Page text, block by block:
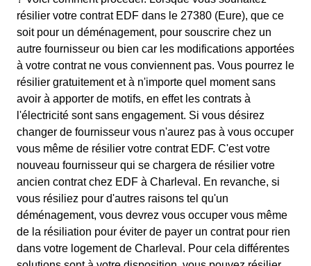
résilier votre contrat EDF dans le 27380 (Eure), que ce
soit pour un déménagement, pour souscrire chez un
autre fournisseur ou bien car les modifications apportées
à votre contrat ne vous conviennent pas. Vous pourrez le
résilier gratuitement et à n'importe quel moment sans
avoir à apporter de motifs, en effet les contrats à
l'électricité sont sans engagement. Si vous désirez
changer de fournisseur vous n'aurez pas à vous occuper
vous même de résilier votre contrat EDF. C'est votre
nouveau fournisseur qui se chargera de résilier votre
ancien contrat chez EDF à Charleval. En revanche, si
vous résiliez pour d'autres raisons tel qu'un
déménagement, vous devrez vous occuper vous même
de la résiliation pour éviter de payer un contrat pour rien
dans votre logement de Charleval. Pour cela différentes